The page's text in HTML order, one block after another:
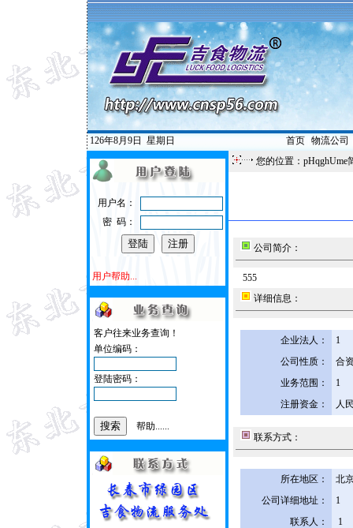
126年8月9日 星期日 首页| 物流公司
用户名：
密 码：
用户帮助...
客户往来业务查询！
单位编码：
登陆密码：
帮助......
您的位置：pHqghUme
公司简介：
555
详细信息：
企业法人：
1
公司性质：
合
业务范围：
1
注册资金：
人
联系方式：
所在地区：
北
公司详细地址：
1
联系人：
1